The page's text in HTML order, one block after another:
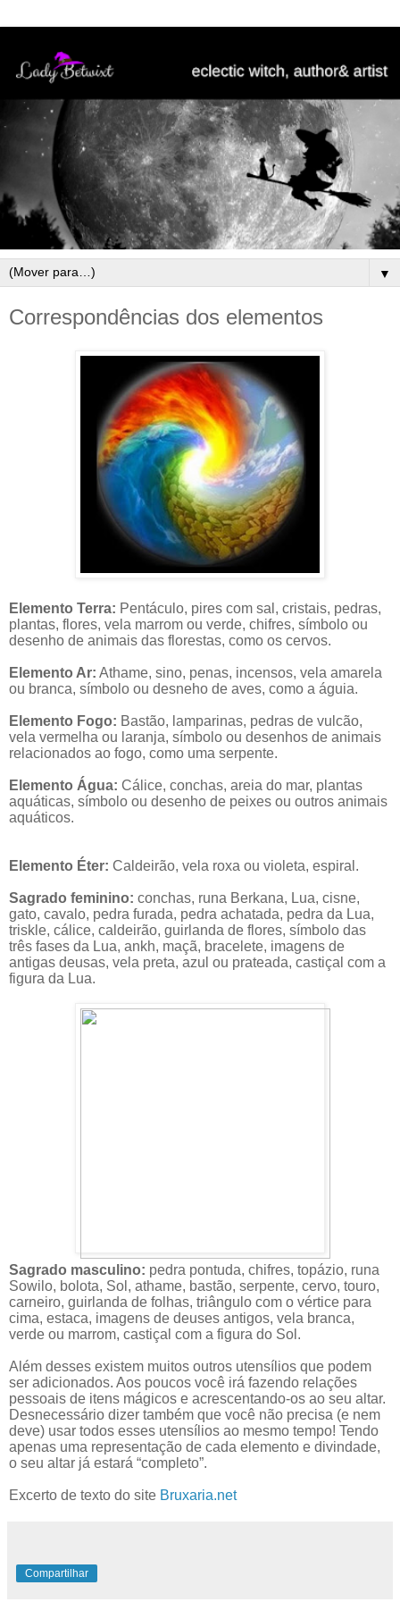
▼
Correspondências dos elementos
Elemento Terra: Pentáculo, pires com sal, cristais, pedras,
plantas, flores, vela marrom ou verde, chifres, símbolo ou
desenho de animais das florestas, como os cervos.
Elemento Ar: Athame, sino, penas, incensos, vela amarela
ou branca, símbolo ou desneho de aves, como a águia.
Elemento Fogo: Bastão, lamparinas, pedras de vulcão,
vela vermelha ou laranja, símbolo ou desenhos de animais
relacionados ao fogo, como uma serpente.
Elemento Água: Cálice, conchas, areia do mar, plantas
aquáticas, símbolo ou desenho de peixes ou outros animais
aquáticos.
Elemento Éter: Caldeirão, vela roxa ou violeta, espiral.
Sagrado feminino: conchas, runa Berkana, Lua, cisne,
gato, cavalo, pedra furada, pedra achatada, pedra da Lua,
triskle, cálice, caldeirão, guirlanda de flores, símbolo das
três fases da Lua, ankh, maçã, bracelete, imagens de
antigas deusas, vela preta, azul ou prateada, castiçal com a
figura da Lua.
Sagrado masculino: pedra pontuda, chifres, topázio, runa
Sowilo, bolota, Sol, athame, bastão, serpente, cervo, touro,
carneiro, guirlanda de folhas, triângulo com o vértice para
cima, estaca, imagens de deuses antigos, vela branca,
verde ou marrom, castiçal com a figura do Sol.
Além desses existem muitos outros utensílios que podem
ser adicionados. Aos poucos você irá fazendo relações
pessoais de itens mágicos e acrescentando-os ao seu altar.
Desnecessário dizer também que você não precisa (e nem
deve) usar todos esses utensílios ao mesmo tempo! Tendo
apenas uma representação de cada elemento e divindade,
o seu altar já estará “completo”.
Excerto de texto do site Bruxaria.net
Compartilhar